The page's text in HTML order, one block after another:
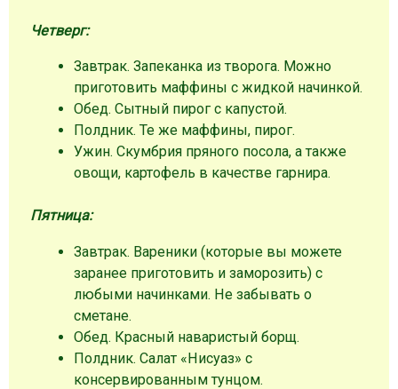
Четверг:
Завтрак. Запеканка из творога. Можно
приготовить маффины с жидкой начинкой.
Обед. Сытный пирог с капустой.
Полдник. Те же маффины, пирог.
Ужин. Скумбрия пряного посола, а также
овощи, картофель в качестве гарнира.
Пятница:
Завтрак. Вареники (которые вы можете
заранее приготовить и заморозить) с
любыми начинками. Не забывать о
сметане.
Обед. Красный наваристый борщ.
Полдник. Салат «Нисуаз» с
консервированным тунцом.